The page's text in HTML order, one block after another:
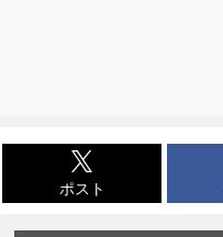
ポスト